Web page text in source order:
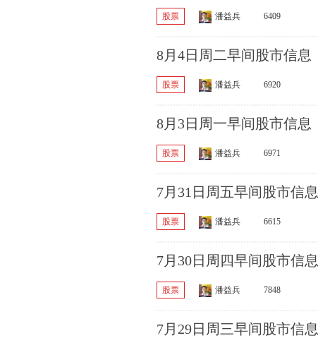
股票 潘益兵 6409
8月4日周二早间股市信息
股票 潘益兵 6920
8月3日周一早间股市信息
股票 潘益兵 6971
7月31日周五早间股市信息
股票 潘益兵 6615
7月30日周四早间股市信息
股票 潘益兵 7848
7月29日周三早间股市信息